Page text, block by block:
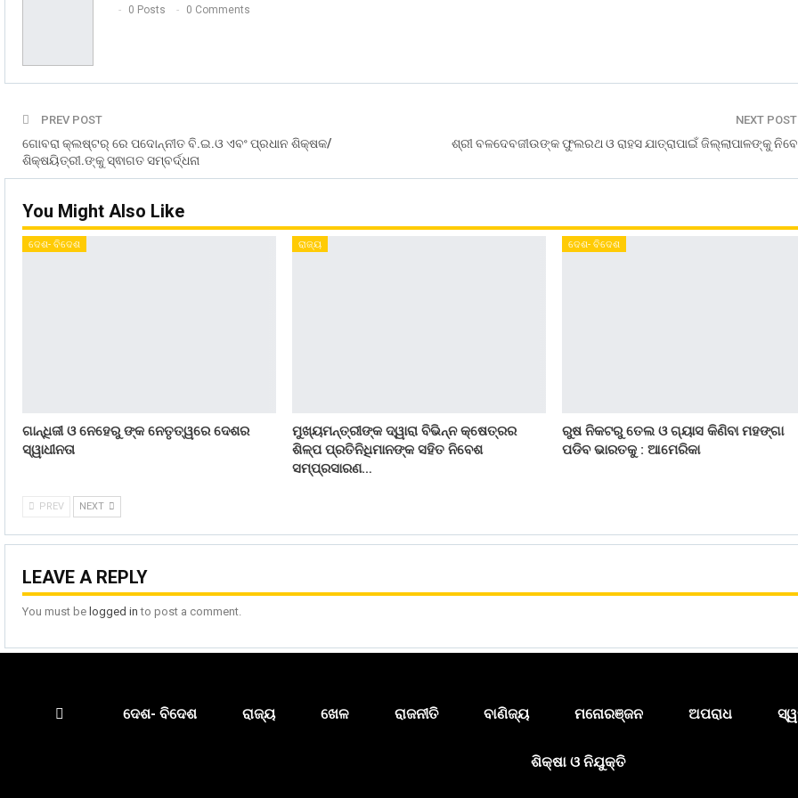
0 Posts 0 Comments
PREV POST
ଗୋବରା କ୍ଲଷ୍ଟର୍ ରେ ପଦୋନ୍ନୀତ ବି.ଇ.ଓ ଏବଂ ପ୍ରଧାନ ଶିକ୍ଷକ/
ଶିକ୍ଷୟିତ୍ରୀ.ଙ୍କୁ ସ୍ଵାଗତ ସମ୍ବର୍ଦ୍ଧନା
NEXT POST
ଶ୍ରୀ ବଳଦେବଜୀଉଙ୍କ ଫୁଲରଥ ଓ ରାହସ ଯାତ୍ରାପାଇଁ ଜିଲ୍ଲାପାଳଙ୍କୁ
You Might Also Like
ଦେଶ- ବିଦେଶ
ଗାନ୍ଧିଜୀ ଓ ନେହେରୁ ଙ୍କ ନେତୃତ୍ୱରେ ଦେଶର
ସ୍ୱାଧୀନତା
ରାଜ୍ୟ
ମୁଖ୍ୟମନ୍ତ୍ରୀଙ୍କ ଦ୍ୱାରା ବିଭିନ୍ନ କ୍ଷେତ୍ରର
ଶିଳ୍ପ ପ୍ରତିନିଧିମାନଙ୍କ ସହିତ ନିବେଶ
ସମ୍ପ୍ରସାରଣ…
ଦେଶ- ବିଦେଶ
ରୁଷ ନିକଟରୁ ତେଲ ଓ ଗ୍ୟାସ କିଣିବା ମହଙ୍ଗା
ପଡିବ ଭାରତକୁ : ଆମେରିକା
PREV NEXT
LEAVE A REPLY
You must be logged in to post a comment.
ଦେଶ- ବିଦେଶ ରାଜ୍ୟ ଖେଳ ରାଜନୀତି ବାଣିଜ୍ୟ ମନୋରଞ୍ଜନ ଅପରାଧ
ଶିକ୍ଷା ଓ ନିଯୁକ୍ତି